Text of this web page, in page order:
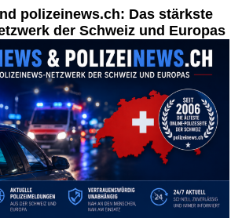
polizeinews.ch: Das stärkste
der Schweiz und Europas